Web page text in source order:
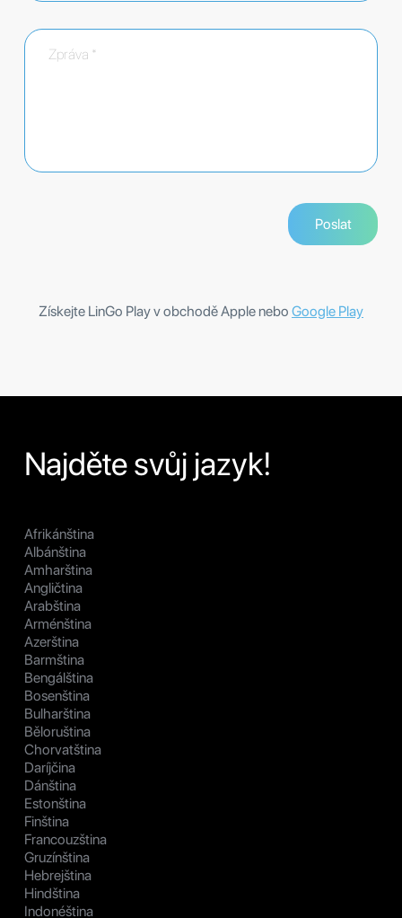
Získejte LinGo Play v obchodě Apple nebo Google Play
Najděte svůj jazyk!
Afrikánština
Albánština
Amharština
Angličtina
Arabština
Arménština
Azerština
Barmština
Bengálština
Bosenština
Bulharština
Běloruština
Chorvatština
Daríjčina
Dánština
Estonština
Finština
Francouzština
Gruzínština
Hebrejština
Hindština
Indonéština